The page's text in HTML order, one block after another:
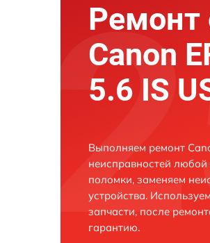
Ремонт
Canon
5.6 IS
Выполняем ремонт
неисправностей
поломки, заменяем
устройства.
запчасти, после
гарантию.